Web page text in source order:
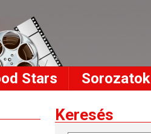
Stars Sorozatok
Keresés